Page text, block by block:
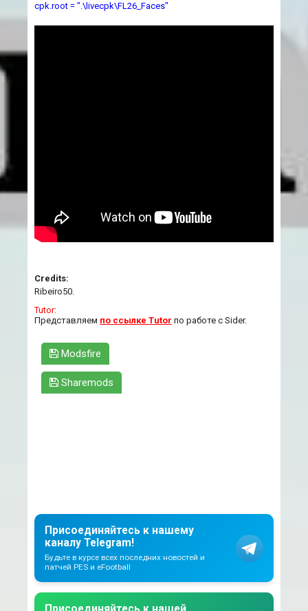
cpk.root = ".\livecpk\FL26_Faces"
Credits:
Ribeiro50.
Tutor:
Представляем по ссылке Tutor по работе с Sider.
Modsfire
Sharemods
Присоединяйтесь к нашему
каналу Telegram!
Будьте в курсе всех последних новостей и
патчей PES и eFootball